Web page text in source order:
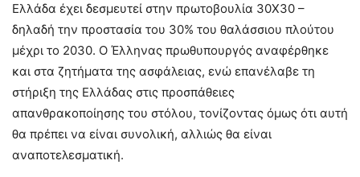
Ελλάδα έχει δεσμευτεί στην πρωτοβουλία 30Χ30 –
δηλαδή την προστασία του 30% του θαλάσσιου πλούτου
μέχρι το 2030. Ο Έλληνας πρωθυπουργός αναφέρθηκε
και στα ζητήματα της ασφάλειας, ενώ επανέλαβε τη
στήριξη της Ελλάδας στις προσπάθειες
απανθρακοποίησης του στόλου, τονίζοντας όμως ότι αυτή
θα πρέπει να είναι συνολική, αλλιώς θα είναι
αναποτελεσματική.